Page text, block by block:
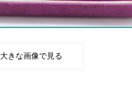
大きな画像で見る